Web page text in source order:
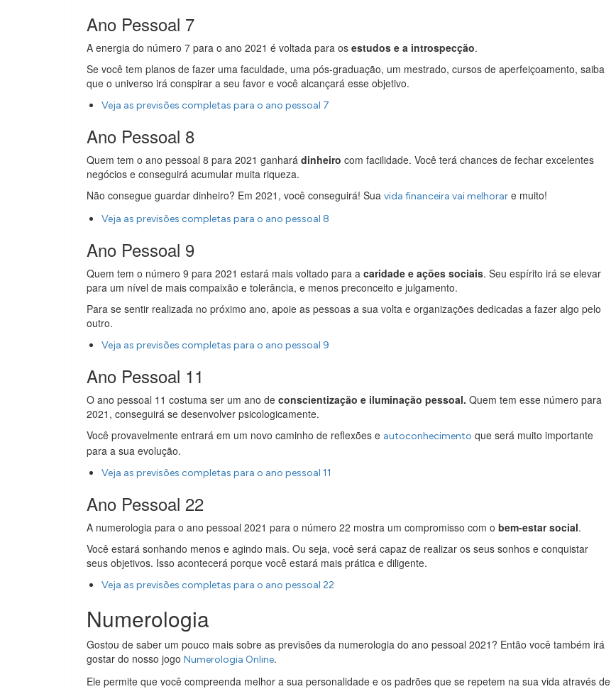
Ano Pessoal 7
A energia do número 7 para o ano 2021 é voltada para os estudos e a introspecção.
Se você tem planos de fazer uma faculdade, uma pós-graduação, um mestrado, cursos de aperfeiçoamento, saiba
que o universo irá conspirar a seu favor e você alcançará esse objetivo.
Veja as previsões completas para o ano pessoal 7
Ano Pessoal 8
Quem tem o ano pessoal 8 para 2021 ganhará dinheiro com facilidade. Você terá chances de fechar excelentes
negócios e conseguirá acumular muita riqueza.
Não consegue guardar dinheiro? Em 2021, você conseguirá! Sua vida financeira vai melhorar e muito!
Veja as previsões completas para o ano pessoal 8
Ano Pessoal 9
Quem tem o número 9 para 2021 estará mais voltado para a caridade e ações sociais. Seu espírito irá se elevar
para um nível de mais compaixão e tolerância, e menos preconceito e julgamento.
Para se sentir realizada no próximo ano, apoie as pessoas a sua volta e organizações dedicadas a fazer algo pelo
outro.
Veja as previsões completas para o ano pessoal 9
Ano Pessoal 11
O ano pessoal 11 costuma ser um ano de conscientização e iluminação pessoal. Quem tem esse número para
2021, conseguirá se desenvolver psicologicamente.
Você provavelmente entrará em um novo caminho de reflexões e autoconhecimento que será muito importante
para a sua evolução.
Veja as previsões completas para o ano pessoal 11
Ano Pessoal 22
A numerologia para o ano pessoal 2021 para o número 22 mostra um compromisso com o bem-estar social.
Você estará sonhando menos e agindo mais. Ou seja, você será capaz de realizar os seus sonhos e conquistar
seus objetivos. Isso acontecerá porque você estará mais prática e diligente.
Veja as previsões completas para o ano pessoal 22
Numerologia
Gostou de saber um pouco mais sobre as previsões da numerologia do ano pessoal 2021? Então você também irá
gostar do nosso jogo Numerologia Online.
Ele permite que você compreenda melhor a sua personalidade e os padrões que se repetem na sua vida através de